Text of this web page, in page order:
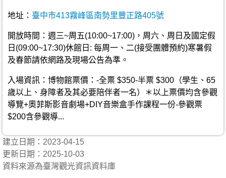
地址： 臺中市413霧峰區南勢里豐正路405號
開放時間：週三~周五(10:00~17:00)，周六、周日及國定假
日(09:00~17:30)休館日: 每周一、二(接受團體預約)寒暑假
及春節請依網路及現場公告為準。
入場資訊：博物館票價：-全票 $350-半票 $300（學生、65
歲以上、身障者及其必要陪伴者一名）＊以上票價均含參觀
導覽+奧菲斯影音劇場+DIY音樂盒手作課程一份-參觀票
$200含參觀導...
建立日期：2023-04-15
更新日期：2025-10-03
資料來源為臺灣觀光資訊資料庫